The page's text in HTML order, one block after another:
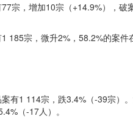
宗，增加10宗（+14.9%），破
185宗，微升2%，58.2%的案件
有1 114宗，跌3.4%（-39宗）
（-17人）。